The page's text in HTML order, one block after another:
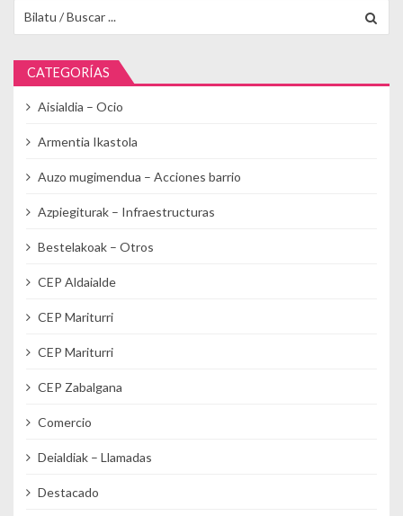
CATEGORÍAS
Aisialdia – Ocio
Armentia Ikastola
Auzo mugimendua – Acciones barrio
Azpiegiturak – Infraestructuras
Bestelakoak – Otros
CEP Aldaialde
CEP Mariturri
CEP Mariturri
CEP Zabalgana
Comercio
Deialdiak – Llamadas
Destacado